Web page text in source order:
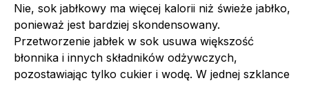
Nie, sok jabłkowy ma więcej kalorii niż świeże jabłko,
ponieważ jest bardziej skondensowany.
Przetworzenie jabłek w sok usuwa większość
błonnika i innych składników odżywczych,
pozostawiając tylko cukier i wodę. W jednej szklance